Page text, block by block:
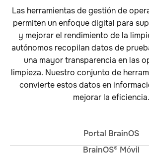
Las herramientas de gestión de
permiten un enfoque digital para
y mejorar el rendimiento de la
autónomos recopilan datos de
una mayor transparencia en las
limpieza. Nuestro conjunto de
convierte estos datos en
mejorar la eficiencia.
Portal BrainOS
BrainOS® Móvil